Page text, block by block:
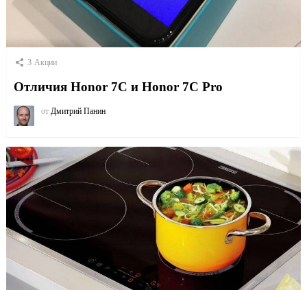
3 Акции
Отличия Honor 7C и Honor 7C Pro
от Дмитрий Панин